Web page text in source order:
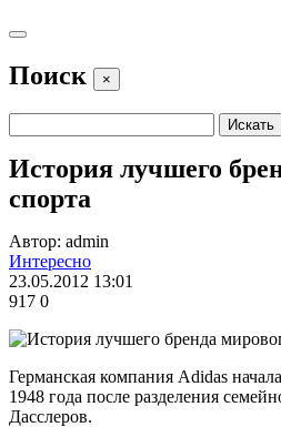
Поиск ×
История лучшего
спорта
Автор: admin
Интересно
23.05.2012 13:01
917 0
Германская компания Аdidas
1948 года после разделения
Дасслеров.